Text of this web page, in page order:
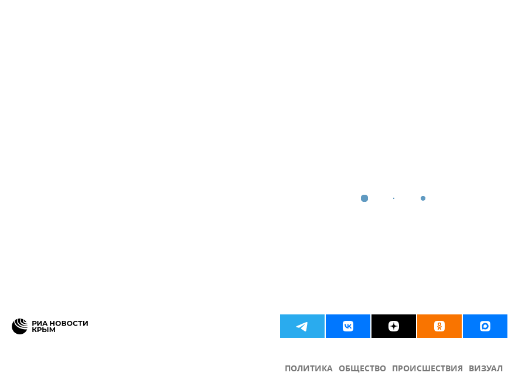
ПОЛИТИКА ОБЩЕСТВО ПРОИСШЕСТВИЯ ВИЗУАЛ